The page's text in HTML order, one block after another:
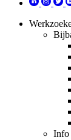
Info